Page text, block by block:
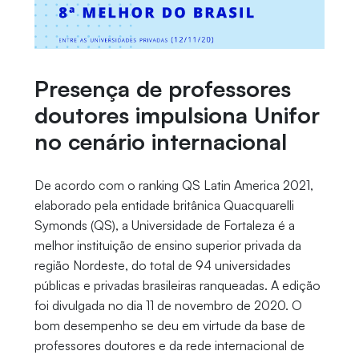
Presença de professores
doutores impulsiona Unifor
no cenário internacional
De acordo com o ranking QS Latin America 2021,
elaborado pela entidade britânica Quacquarelli
Symonds (QS), a Universidade de Fortaleza é a
melhor instituição de ensino superior privada da
região Nordeste, do total de 94 universidades
públicas e privadas brasileiras ranqueadas. A edição
foi divulgada no dia 11 de novembro de 2020. O
bom desempenho se deu em virtude da base de
professores doutores e da rede internacional de